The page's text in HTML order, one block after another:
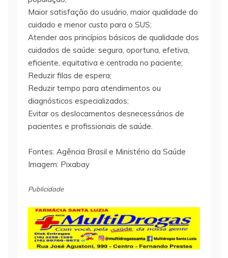
Maior satisfação do usuário, maior qualidade do
cuidado e menor custo para o SUS;
Atender aos princípios básicos de qualidade dos
cuidados de saúde: segura, oportuna, efetiva,
eficiente, equitativa e centrada no paciente;
Reduzir filas de espera;
Reduzir tempo para atendimentos ou
diagnósticos especializados;
Evitar os deslocamentos desnecessários de
pacientes e profissionais de saúde.
Fontes: Agência Brasil e Ministério da Saúde
Imagem: Pixabay
Publicidade